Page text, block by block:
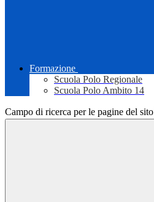
Formazione
Scuola Polo Regionale
Scuola Polo Ambito 14
Campo di ricerca per le pagine del sito